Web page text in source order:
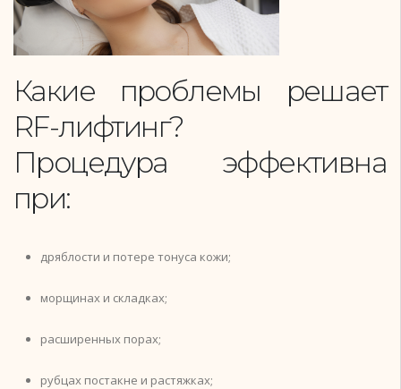
Какие проблемы решает
RF-лифтинг?
Процедура эффективна
при:
дряблости и потере тонуса кожи;
морщинах и складках;
расширенных порах;
рубцах постакне и растяжках;